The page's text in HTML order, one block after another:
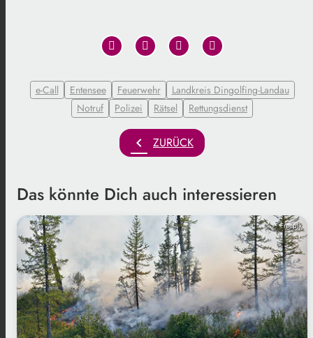
e-Call Entensee Feuerwehr
Landkreis Dingolfing-Landau
Notruf
Polizei Rätsel Rettungsdienst
chevron_left ZURÜCK
Das könnte Dich auch interessieren
Freepik